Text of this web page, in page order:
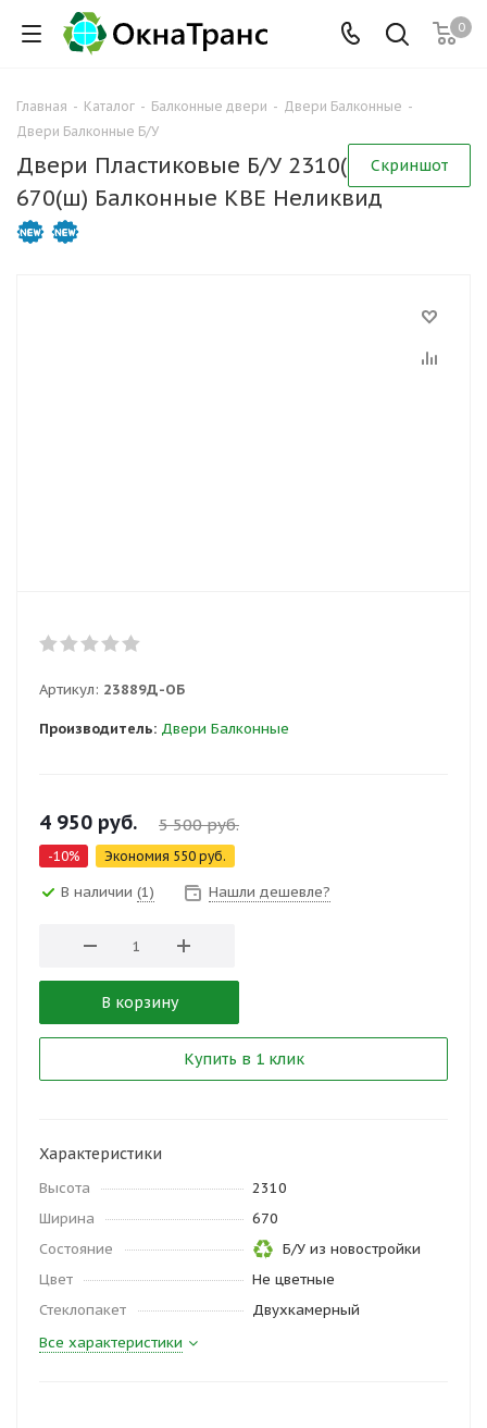
0
Главная - Каталог - Балконные двери - Двери Балконные -
Двери Балконные Б/У
Скриншот
Двери Пластиковые Б/У 2310(в) х
670(ш) Балконные KBE Неликвид
Артикул: 23889Д-ОБ
Производитель: Двери Балконные
4 950 руб. 5 500руб.
-10% Экономия 550 руб.
В наличии (1) Нашли дешевле?
В корзину
Купить в 1 клик
Характеристики
Высота
2310
Ширина
670
Состояние
Б/У из новостройки
Цвет
Не цветные
Стеклопакет
Двухкамерный
Все характеристики